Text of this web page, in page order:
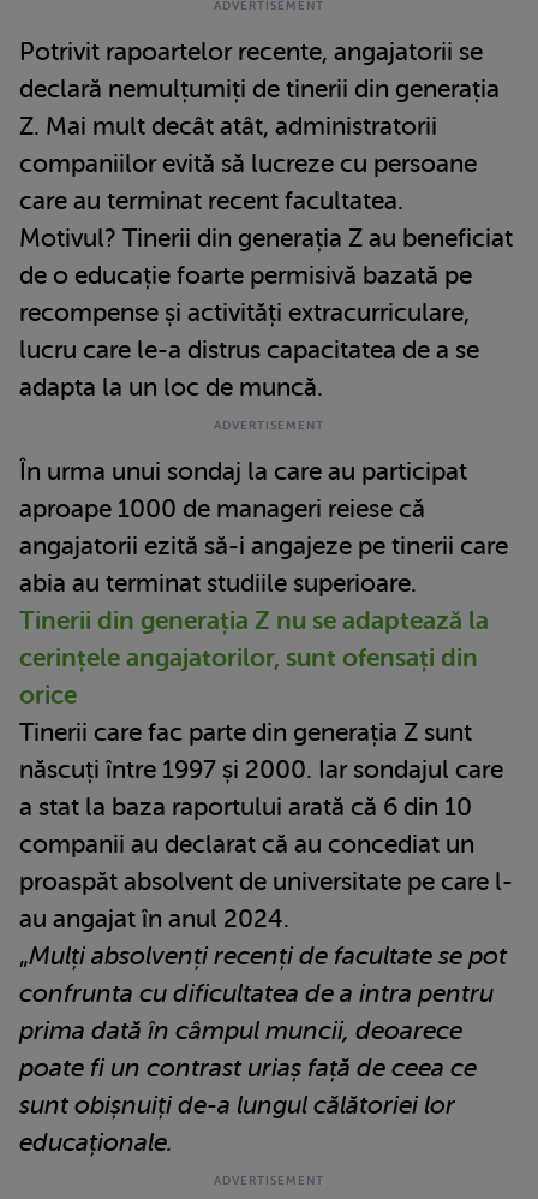
Potrivit rapoartelor recente, angajatorii se
declară nemulțumiți de tinerii din generația
Z. Mai mult decât atât, administratorii
companiilor evită să lucreze cu persoane
care au terminat recent facultatea.
Motivul? Tinerii din generația Z au beneficiat
de o educație foarte permisivă bazată pe
recompense și activități extracurriculare,
lucru care le-a distrus capacitatea de a se
adapta la un loc de muncă.
În urma unui sondaj la care au participat
aproape 1000 de manageri reiese că
angajatorii ezită să-i angajeze pe tinerii care
abia au terminat studiile superioare.
Tinerii din generația Z nu se adaptează la
cerințele angajatorilor, sunt ofensați din
orice
Tinerii care fac parte din generația Z sunt
născuți între 1997 și 2000. Iar sondajul care
a stat la baza raportului arată că 6 din 10
companii au declarat că au concediat un
proaspăt absolvent de universitate pe care l-
au angajat în anul 2024.
„Mulți absolvenți recenți de facultate se pot
confrunta cu dificultatea de a intra pentru
prima dată în câmpul muncii, deoarece
poate fi un contrast uriaș față de ceea ce
sunt obișnuiți de-a lungul călătoriei lor
educaționale.